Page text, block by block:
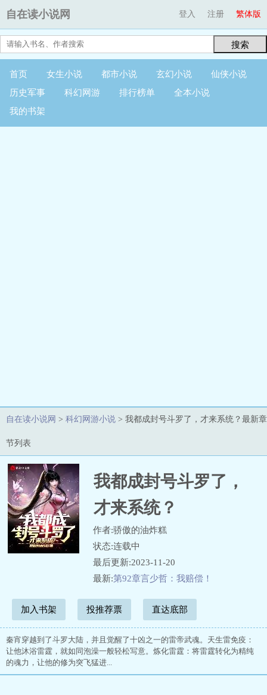
自在读小说网 繁体版
登入 注册
搜索
首页 女生小说 都市小说 玄幻小说
仙侠小说
历史军事
科幻网游 排行榜单
全本小说
我的书架
自在读小说网 > 科幻网游小说 > 我都成封号斗罗了，才来系统？最新章
节列表
我都成封号斗罗了，
才来系统？
作者:骄傲的油炸糕
状态:连载中
最后更新:2023-11-20
最新:第92章言少哲：我赔偿！
加入书架 投推荐票 直达底部
秦宵穿越到了斗罗大陆，并且觉醒了十凶之一的雷帝武魂。天生雷免疫：
让他沐浴雷霆，就如同泡澡一般轻松写意。炼化雷霆：将雷霆转化为精纯
的魂力，让他的修为突飞猛进...